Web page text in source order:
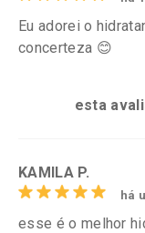
Eu adorei o
concerteza 😊
esta
KAMILA P.
há
esse é o melhor